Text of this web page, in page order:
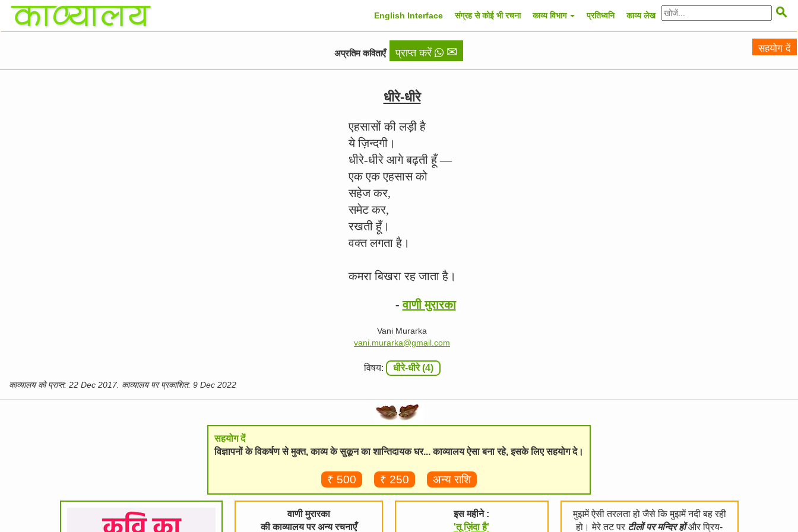

English Interface संग्रह से कोई भी रचना काव्य विभाग प्रतिध्वनि काव्य लेख
सहयोग दें
अप्रतिम कविताएँ प्राप्त करें ✉
धीरे-धीरे
एहसासों की लड़ी है
ये ज़िन्दगी।
धीरे-धीरे आगे बढ़ती हूँ ―
एक एक एहसास को
सहेज कर,
समेट कर,
रखती हूँ।
वक्त लगता है।
कमरा बिखरा रह जाता है।
-वाणी मुरारका
Vani Murarka
vani.murarka@gmail.com
विषय: धीरे-धीरे (4)
काव्यालय को प्राप्त: 22 Dec 2017. काव्यालय पर प्रकाशित: 9 Dec 2022
सहयोग दें
विज्ञापनों के विकर्षण से मुक्त, काव्य के सुकून का शान्तिदायक घर... काव्यालय ऐसा बना रहे, इसके लिए सहयोग दे।
₹ 500 ₹ 250 अन्य राशि
वाणी मुरारका
की काव्यालय पर अन्य रचनाएँ
इस महीने :
'तू ज़िंदा है'
मुझमें ऐसी तरलता हो जैसे कि मुझमें नदी बह रही
हो। मेरे तट पर टीलों पर मन्दिर होंऔर प्रिय-